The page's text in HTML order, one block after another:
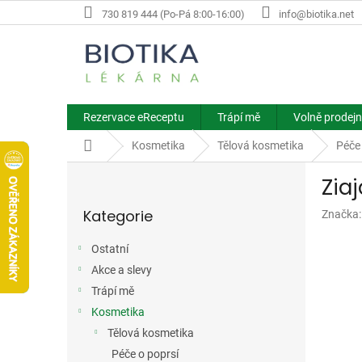
na
730 819 444 (Po-Pá 8:00-16:00) info@biotika.net
Rezervace eReceptu Trápí mě Volně
Domů Kosmetika Tělová kosmetika
kategorie
Kategorie
Ostatní
Akce a slevy
Trápí mě
Kosmetika
Tělová kosmetika
Péče o poprsí
Značka: